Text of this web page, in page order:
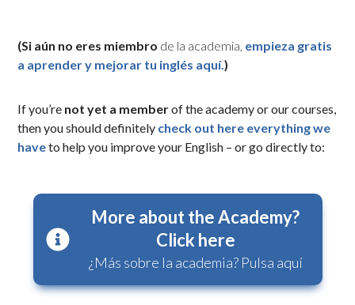
(Si aún no eres miembro de la academia, empieza gratis
a aprender y mejorar tu inglés aquí.)
If you’re not yet a memberof the academy or our courses,
then you should definitely check out here everything we
haveto help you improve your English – or go directly to:
More about the Academy?
Click here
¿Más sobre la academia? Pulsa aquí